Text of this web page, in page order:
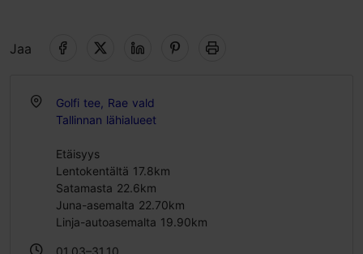
Jaa
Golfi tee, Rae vald
Tallinnan lähialueet
Etäisyys
Lentokentältä 17.8km
Satamasta 22.6km
Juna-asemalta 22.70km
Linja-autoasemalta 19.90km
01.03–31.10